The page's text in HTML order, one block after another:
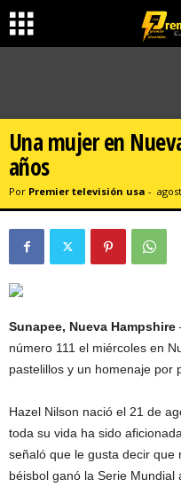
Una mujer en
años
Por Premier televisión usa -
Sunapee, Nueva Hampshire
número 111 el miércoles en
pastelillos y un homenaje por
Hazel Nilson nació el 21 de
toda su vida ha sido
señaló que le gusta decir que
béisbol ganó la Serie Mundial